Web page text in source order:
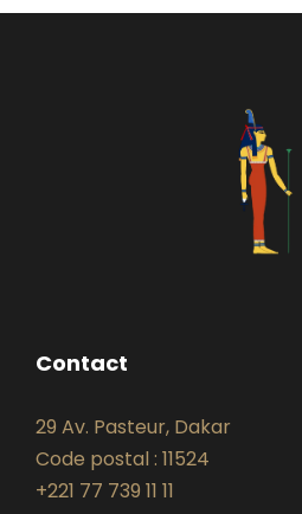
Contact
29 Av. Pasteur, Dakar
Code postal : 11524
+221 77 739 11 11